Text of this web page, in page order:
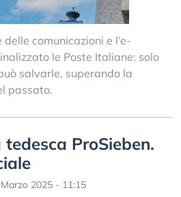
comunicazioni e l’e-
le Poste Italiane: solo
salvarle, superando la
passato.
tedesca ProSieben.
2025 - 11:15